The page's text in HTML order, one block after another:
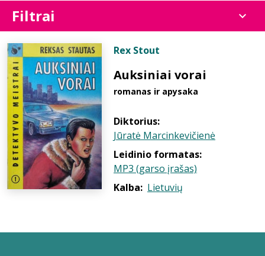
Filtrai
Rex Stout
Auksiniai vorai
romanas ir apysaka
Diktorius:
Jūratė Marcinkevičienė
Leidinio formatas:
MP3 (garso įrašas)
Kalba: Lietuvių